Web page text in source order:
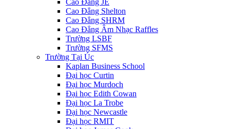
Cao Đẳng JE
Cao Đẳng Shelton
Cao Đẳng SHRM
Cao Đẳng Âm Nhạc Raffles
Trường LSBF
Trường SFMS
Trường Tại Úc
Kaplan Business School
Đại học Curtin
Đại học Murdoch
Đại học Edith Cowan
Đại học La Trobe
Đại học Newcastle
Đại học RMIT